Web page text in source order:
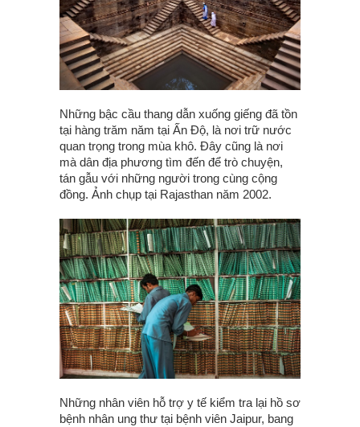
Những bậc cầu thang dẫn xuống giếng đã tồn
tại hàng trăm năm tại Ấn Độ, là nơi trữ nước
quan trọng trong mùa khô. Đây cũng là nơi
mà dân địa phương tìm đến để trò chuyện,
tán gẫu với những người trong cùng cộng
đồng. Ảnh chụp tại Rajasthan năm 2002.
Những nhân viên hỗ trợ y tế kiểm tra lại hồ sơ
bệnh nhân ung thư tại bệnh viên Jaipur, bang